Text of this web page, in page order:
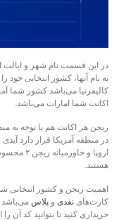
در این قسمت نام شهر و ایالت
به نام آنها، کشور انتخابی خود
کالیفرنیا می‌باشد کشور شما
اکانت شما امارات می‌باشد.
ریجن هر اکانت هم با توجه به
در منطقه آمریکا قرار دارد
اروپا و
هستند.
اهمیت ریجن و کشور انتخابی
کارت‌های نقدی و پلاس می‌باشد
خریداری کنید تا بتوانید کد آن را